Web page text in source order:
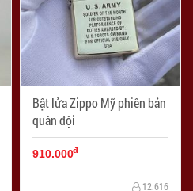
Bật lửa Zippo Mỹ phiên bản
quân đội
910.000đ
12.616